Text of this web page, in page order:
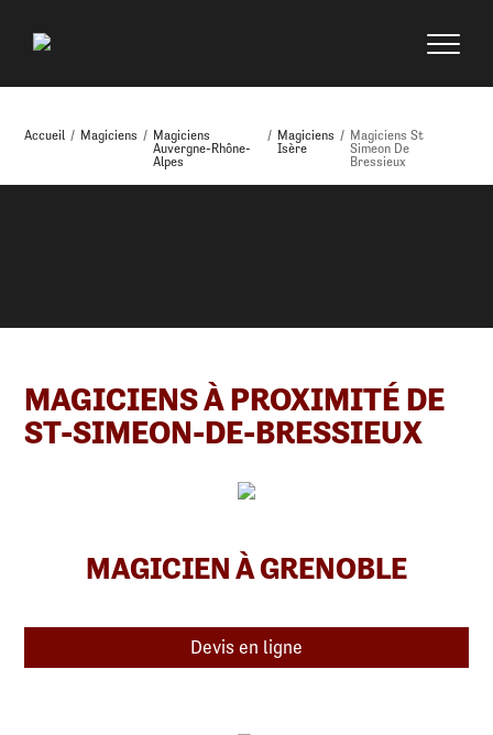
Accueil / Magiciens / Magiciens
Auvergne-Rhône-
Alpes
/ Magiciens
Isère
/ Magiciens St
Simeon De
Bressieux
MAGICIENS À PROXIMITÉ DE
ST-SIMEON-DE-BRESSIEUX
MAGICIEN À GRENOBLE
Devis en ligne